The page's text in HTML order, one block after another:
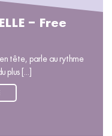
– Free
en tête, parle au rythme
plus [...]